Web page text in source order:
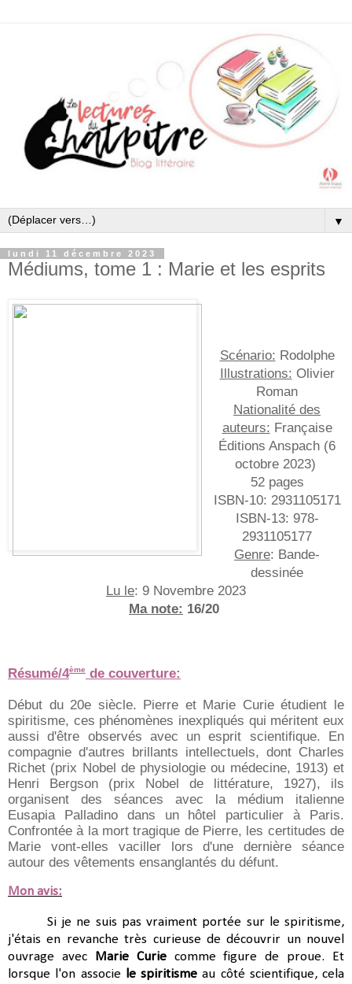
▼
lundi 11 décembre 2023
Médiums, tome 1 : Marie et les esprits
Scénario: Rodolphe
Illustrations: Olivier
Roman
Nationalité des
auteurs: Française
Éditions Anspach (6
octobre 2023)
52 pages
ISBN-10: 2931105171
ISBN-13: 978-
2931105177
Genre: Bande-
dessinée
Lu le: 9 Novembre 2023
Ma note: 16/20
Résumé/4ème de couverture:
Début du 20e siècle. Pierre et Marie Curie étudient le
spiritisme, ces phénomènes inexpliqués qui méritent eux
aussi d'être observés avec un esprit scientifique. En
compagnie d'autres brillants intellectuels, dont Charles
Richet (prix Nobel de physiologie ou médecine, 1913) et
Henri Bergson (prix Nobel de littérature, 1927), ils
organisent des séances avec la médium italienne
Eusapia Palladino dans un hôtel particulier à Paris.
Confrontée à la mort tragique de Pierre, les certitudes de
Marie vont-elles vaciller lors d'une dernière séance
autour des vêtements ensanglantés du défunt.
Mon avis:
Si je ne suis pas vraiment portée sur le spiritisme,
j'étais en revanche très curieuse de découvrir un nouvel
ouvrage avec Marie Curiecomme figure de proue. Et
lorsque l'on associe le spiritisme au côté scientifique, cela